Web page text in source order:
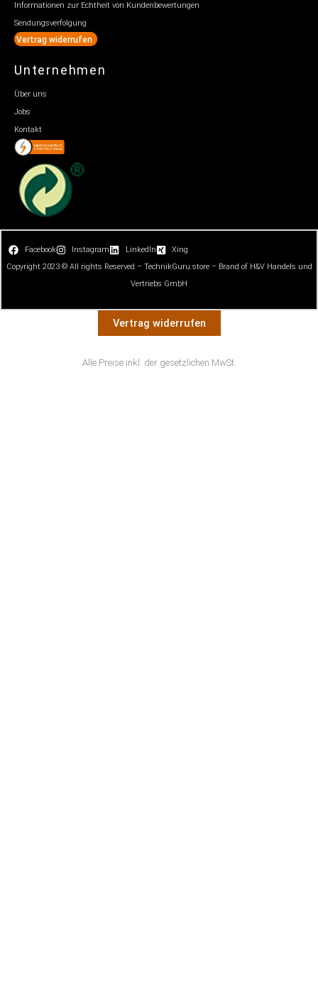
Informationen zur Echtheit von Kundenbewertungen
Sendungsverfolgung
Vertrag widerrufen
Unternehmen
Über uns
Jobs
Kontakt
Facebook Instagram LinkedIn
Xing
Copyright 2023 © All rights Reserved – TechnikGuru.store – Brand of H&V Handels und
Vertriebs GmbH
Vertrag widerrufen
Alle Preise inkl. der gesetzlichen MwSt.